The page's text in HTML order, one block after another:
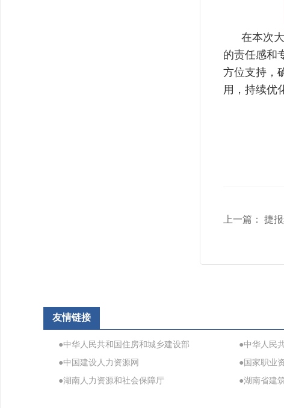
在本次大
的责任感和
方位支持，
用，持续优
上一篇： 捷
友情链接
●中华人民共和国住房和城乡建设部 ●中华人民
●中国建设人力资源网
●国家职业
●湖南人力资源和社会保障厅
●湖南省建